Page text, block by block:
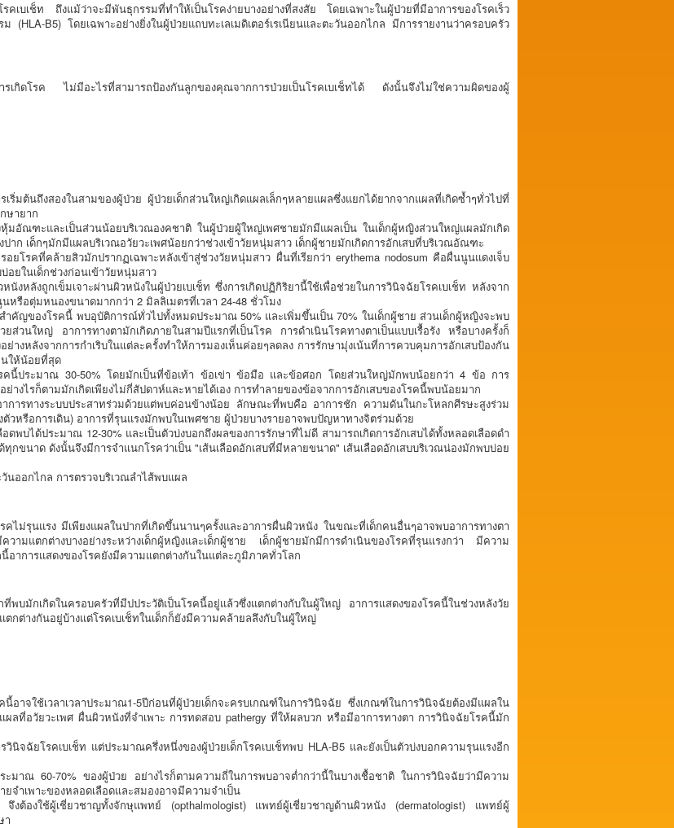
คเบเช็ท ถึงแม้ว่าจะมีพันธุกรรมที่ทำให้เป็นโรคง่ายบางอย่างที่สงสัย โดยเฉพาะในผู้ป่วยที่มีอาการของโรคเร็ว
B5) โดยเฉพาะอย่างยิ่งในผู้ป่วยแถบทะเลเมดิเตอร์เรเนียนและตะวันออกไกล มีการรายงานว่าครอบครัว
ารเกิดโรค ไม่มีอะไรที่สามารถป้องกันลูกของคุณจากการป่วยเป็นโรคเบเช็ทได้ ดังนั้นจึงไม่ใช่ความผิดของผู้
เริ่มต้นถึงสองในสามของผู้ป่วย ผู้ป่วยเด็กส่วนใหญ่เกิดแผลเล็กๆหลายแผลซึ่งแยกได้ยากจากแผลที่เกิดซ้ำๆทั่วไปที่
ษายาก
มอัณฑะและเป็นส่วนน้อยบริเวณองคชาติ ในผู้ป่วยผู้ใหญ่เพศชายมักมีแผลเป็น ในเด็กผู้หญิงส่วนใหญ่แผลมักเกิด
ก เด็กๆมักมีแผลบริเวณอวัยวะเพศน้อยกว่าช่วงเข้าวัยหนุ่มสาว เด็กผู้ชายมักเกิดการอักเสบที่บริเวณอัณฑะ
ยโรคที่คล้ายสิวมักปรากฏเฉพาะหลังเข้าสู่ช่วงวัยหนุ่มสาว ผื่นที่เรียกว่า erythema nodosum คือผื่นนูนแดงเจ็บ
ยในเด็กช่วงก่อนเข้าวัยหนุ่มสาว
นังหลังถูกเข็มเจาะผ่านผิวหนังในผู้ป่วยเบเช็ท ซึ่งการเกิดปฏิกิริยานี้ใช้เพื่อช่วยในการวินิจฉัยโรคเบเช็ท หลังจาก
หรือตุ่มหนองขนาดมากกว่า 2 มิลลิเมตรที่เวลา 24-48 ชั่วโมง
สำคัญของโรคนี้ พบอุบัติการณ์ทั่วไปทั้งหมดประมาณ 50% และเพิ่มขึ้นเป็น 70% ในเด็กผู้ชาย ส่วนเด็กผู้หญิงจะพบ
ส่วนใหญ่ อาการทางตามักเกิดภายในสามปีแรกที่เป็นโรค การดำเนินโรคทางตาเป็นแบบเรื้อรัง หรือบางครั้งก็
ย่างหลังจากการกำเริบในแต่ละครั้งทำให้การมองเห็นค่อยๆลดลง การรักษามุ่งเน้นที่การควบคุมการอักเสบป้องกัน
นให้น้อยที่สุด
โรคนี้ประมาณ 30-50% โดยมักเป็นที่ข้อเท้า ข้อเข่า ข้อมือ และข้อศอก โดยส่วนใหญ่มักพบน้อยกว่า 4 ข้อ การ
างไรก็ตามมักเกิดเพียงไม่กี่สัปดาห์และหายได้เอง การทำลายของข้อจากการอักเสบของโรคนี้พบน้อยมาก
าการทางระบบประสาทร่วมด้วยแต่พบค่อนข้างน้อย ลักษณะที่พบคือ อาการชัก ความดันในกะโหลกศีรษะสูงร่วม
วหรือการเดิน) อาการที่รุนแรงมักพบในเพศชาย ผู้ป่วยบางรายอาจพบปัญหาทางจิตร่วมด้วย
ดพบได้ประมาณ 12-30% และเป็นตัวบ่งบอกถึงผลของการรักษาที่ไม่ดี สามารถเกิดการอักเสบได้ทั้งหลอดเลือดดำ
ทุกขนาด ดังนั้นจึงมีการจำแนกโรคว่าเป็น "เส้นเลือดอักเสบที่มีหลายขนาด" เส้นเลือดอักเสบบริเวณน่องมักพบบ่อย
นออกไกล การตรวจบริเวณลำไส้พบแผล
คไม่รุนแรง มีเพียงแผลในปากที่เกิดขึ้นนานๆครั้งและอาการผื่นผิวหนัง ในขณะที่เด็กคนอื่นๆอาจพบอาการทางตา
วามแตกต่างบางอย่างระหว่างเด็กผู้หญิงและเด็กผู้ชาย เด็กผู้ชายมักมีการดำเนินของโรคที่รุนแรงกว่า มีความ
อาการแสดงของโรคยังมีความแตกต่างกันในแต่ละภูมิภาคทั่วโลก
พบมักเกิดในครอบครัวที่มีปประวัติเป็นโรคนี้อยู่แล้วซึ่งแตกต่างกับในผู้ใหญ่ อาการแสดงของโรคนี้ในช่วงหลังวัย
ต่างกันอยู่บ้างแต่โรคเบเช็ทในเด็กก็ยังมีความคล้ายลลึงกับในผู้ใหญ่
อาจใช้เวลาเวลาประมาณ1-5ปีก่อนที่ผู้ป่วยเด็กจะครบเกณฑ์ในการวินิจฉัย ซึ่งเกณฑ์ในการวินิจฉัยต้องมีแผลใน
ลที่อวัยวะเพศ ผื่นผิวหนังที่จำเพาะ การทดสอบ pathergy ที่ให้ผลบวก หรือมีอาการทางตา การวินิจฉัยโรคนี้มัก
วินิจฉัยโรคเบเช็ท แต่ประมาณครึ่งหนึ่งของผู้ป่วยเด็กโรคเบเช็ทพบ HLA-B5 และยังเป็นตัวบ่งบอกความรุนแรงอีก
มาณ 60-70% ของผู้ป่วย อย่างไรก็ตามความถี่ในการพบอาจต่ำกว่านี้ในบางเชื้อชาติ ในการวินิจฉัยว่ามีความ
จำเพาะของหลอดเลือดและสมองอาจมีความจำเป็น
บ จึงต้องใช้ผู้เชี่ยวชาญทั้งจักษุแพทย์ (opthalmologist) แพทย์ผู้เชี่ยวชาญด้านผิวหนัง (dermatologist) แพทย์ผู้
า